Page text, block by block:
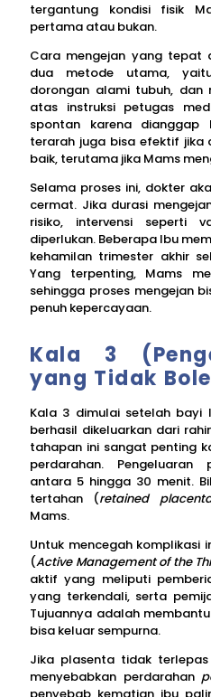
tergantung kondisi fisik
pertama atau bukan.
Cara mengejan yang tepat
dua metode utama,
dorongan alami tubuh, dan
atas instruksi petugas
spontan karena dianggap
terarah juga bisa efektif jika
baik, terutama jika Mams
Selama proses ini, dokter
cermat. Jika durasi
risiko, intervensi seperti
diperlukan. Beberapa Ibu
kehamilan trimester akhir
Yang terpenting, Mams
sehingga proses mengejan
penuh kepercayaan.
Kala 3
yang Tidak
Kala 3 dimulai setelah bayi
berhasil dikeluarkan dari
tahapan ini sangat penting
perdarahan. Pengeluaran
antara 5 hingga 30 menit.
tertahan (retained
Mams.
Untuk mencegah komplikasi
(Active Management of the
aktif yang meliputi
yang terkendali, serta
Tujuannya adalah
bisa keluar sempurna.
Jika plasenta tidak
menyebabkan perdarahan